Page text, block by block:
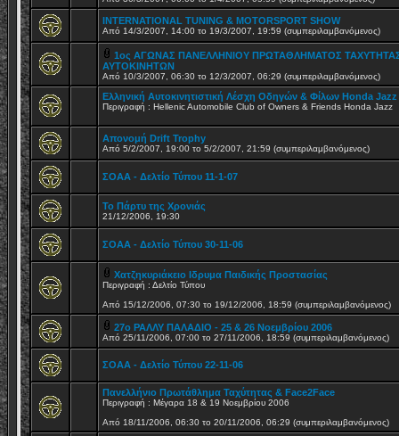
INTERNATIONAL TUNING & MOTORSPORT SHOW
Από 14/3/2007, 14:00 το 19/3/2007, 19:59 (συμπεριλαμβανόμενος)
1ος ΑΓΩΝΑΣ ΠΑΝΕΛΛΗΝΙΟΥ ΠΡΩΤΑΘΛΗΜΑΤΟΣ
ΑΥΤΟΚΙΝΗΤΩΝ
Από 10/3/2007, 06:30 το 12/3/2007, 06:29 (συμπεριλαμβανόμενος)
Ελληνική Αυτοκινητιστική Λέσχη Οδηγών & Φίλων Honda Jazz
Περιγραφή : Hellenic Automobile Club of Owners & Friends Honda Jazz
Απονομή Drift Trophy
Από 5/2/2007, 19:00 το 5/2/2007, 21:59 (συμπεριλαμβανόμενος)
ΣΟΑΑ - Δελτίο Τύπου 11-1-07
Το Πάρτυ της Χρονιάς
21/12/2006, 19:30
ΣΟΑΑ - Δελτίο Τύπου 30-11-06
Χατζηκυριάκειο Ιδρυμα Παιδικής Προστασίας
Περιγραφή : Δελτίο Τύπου
Από 15/12/2006, 07:30 το 19/12/2006, 18:59 (συμπεριλαμβανόμενος)
27ο ΡΑΛΛΥ ΠΑΛΑΔΙΟ - 25 & 26 Νοεμβρίου 2006
Από 25/11/2006, 07:00 το 27/11/2006, 18:59 (συμπεριλαμβανόμενος)
ΣΟΑΑ - Δελτίο Τύπου 22-11-06
Πανελλήνιο Πρωτάθλημα Ταχύτητας & Face2Face
Περιγραφή : Mέγαρα 18 & 19 Νοεμβρίου 2006
Από 18/11/2006, 06:30 το 20/11/2006, 06:29 (συμπεριλαμβανόμενος)